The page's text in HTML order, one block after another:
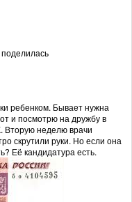
поделилась
ребенком. Бывает нужна
и посмотрю на дружбу в
Вторую неделю врачи
скрутили руки. Но если она
Её кандидатура есть.